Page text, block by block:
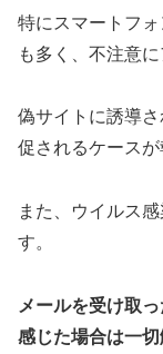
特にスマートフ
も多く、不注意
偽サイトに誘導
促されるケースが
また、ウイルス
す。
メールを受け取
感じた場合は一切